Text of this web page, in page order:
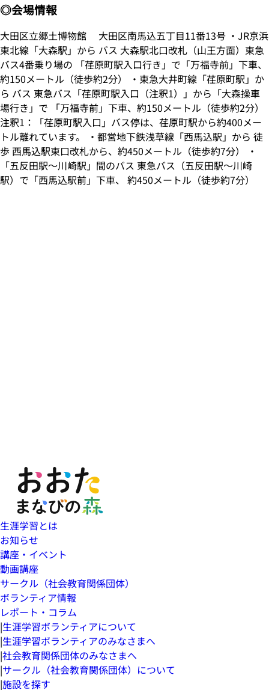
◎会場情報
大田区立郷土博物館 大田区南馬込五丁目11番13号 ・JR京浜
東北線「大森駅」から バス 大森駅北口改札（山王方面）東急
バス4番乗り場の 「荏原町駅入口行き」で「万福寺前」下車、
約150メートル（徒歩約2分） ・東急大井町線「荏原町駅」か
ら バス 東急バス「荏原町駅入口（注釈1）」から「大森操車
場行き」で 「万福寺前」下車、約150メートル（徒歩約2分）
注釈1：「荏原町駅入口」バス停は、荏原町駅から約400メー
トル離れています。 ・都営地下鉄浅草線「西馬込駅」から 徒
歩 西馬込駅東口改札から、約450メートル（徒歩約7分） ・
「五反田駅～川崎駅」間のバス 東急バス（五反田駅～川崎
駅）で「西馬込駅前」下車、 約450メートル（徒歩約7分）
生涯学習とは
お知らせ
講座・イベント
動画講座
サークル（社会教育関係団体）
ボランティア情報
レポート・コラム
|生涯学習ボランティアについて
|生涯学習ボランティアのみなさまへ
|社会教育関係団体のみなさまへ
|サークル（社会教育関係団体）について
|施設を探す